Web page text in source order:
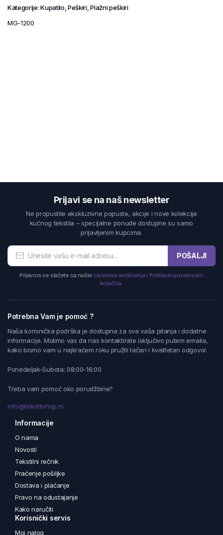
Kategorije:Kupatilo Peškiri,Plažni peškiri
MG-1200
Prijavi se na naš newsletter
Ne propustite ekskluzivne popuste, akcije i nove kolekcije
kućnog tekstila – specijalne ponude dostupne su samo
prijavljenim kupcima.
POŠALJI
Prijavom se slažete sa našim Uslovima korišćenja i Politikom privatnosti i
kolačića.
Potrebna Vam je pomoć ?
Naša korisnička podrška je dostupna za sva vaša pitanja i dodatne
informacije. Molimo vas da nas kontaktirate isključivo putem emaila,
kako bismo vam u najkraćem roku pružili tačan i kvalitetan odgovor.
Ponedeljak-Subota: 08:00-16:00
Treba vam pomoć oko porudžbine?
info@tekstilshop.rs
Informacije
O nama
Novosti
Tekstilni rečnik
Praćenje pošiljke
Dostava i plaćanje
Pravo na odustajanje
Kako naručiti
Korisnički servis
Moj nalog